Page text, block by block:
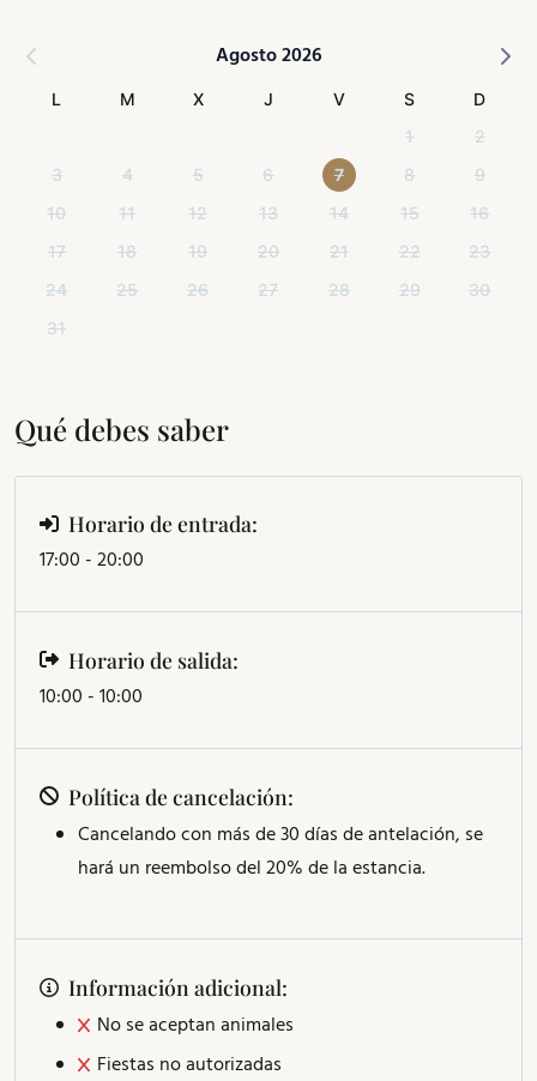
Agosto 2026
L M X J V S
D
1
2
3
4 5 6 7 8
9
10
11 12 13 14 15
16
17
18 19 20 21 22
23
24
25 26 27 28 29
30
31
Qué debes saber
Horario de entrada:
17:00 - 20:00
Horario de salida:
10:00 - 10:00
Política de cancelación:
Cancelando con más de 30 días de antelación, se
hará un reembolso del 20% de la estancia.
Información adicional:
No se aceptan animales
Fiestas no autorizadas